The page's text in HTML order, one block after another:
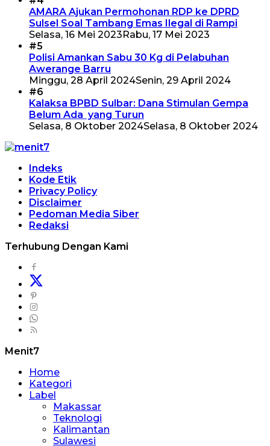
AMARA Ajukan Permohonan RDP ke DPRD
Sulsel Soal Tambang Emas Ilegal di Rampi
Selasa, 16 Mei 2023 Rabu, 17 Mei 2023
#5
Polisi Amankan Sabu 30 Kg di Pelabuhan
Awerange Barru
Minggu, 28 April 2024Senin, 29 April 2024
#6
Kalaksa BPBD Sulbar: Dana Stimulan Gempa
Belum Ada yang Turun
Selasa, 8 Oktober 2024Selasa, 8 Oktober 2024
Indeks
Kode Etik
Privacy Policy
Disclaimer
Pedoman Media Siber
Redaksi
Terhubung Dengan Kami
Menit7
Home
Kategori
Label
Makassar
Teknologi
Kalimantan
Sulawesi